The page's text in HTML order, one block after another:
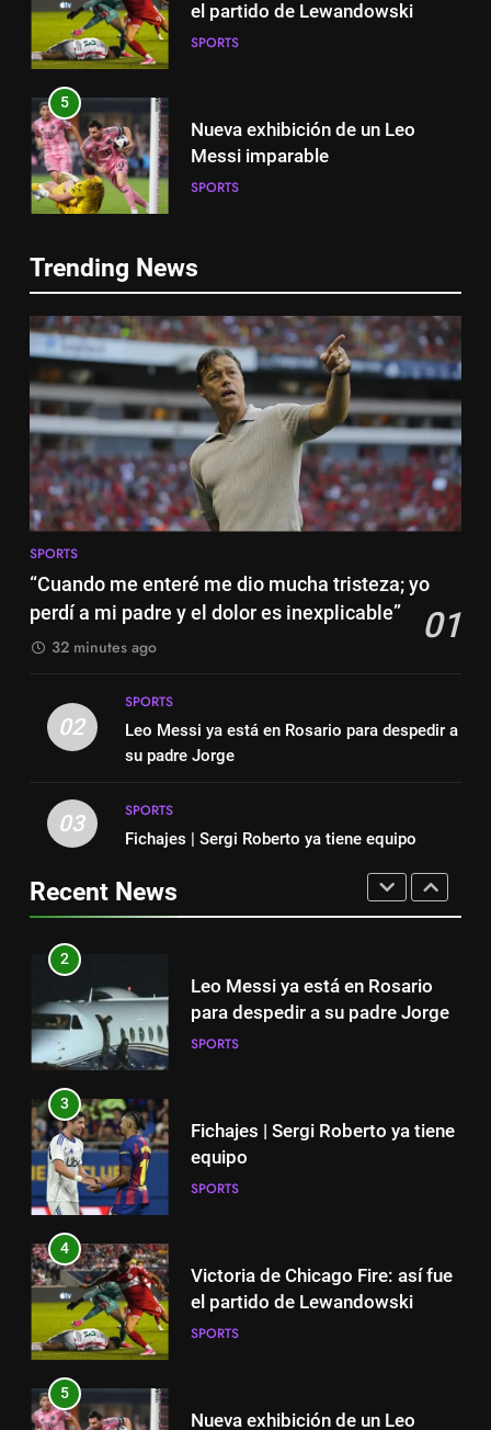
el partido de Lewandowski
SPORTS
5
Nueva exhibición de un Leo
Messi imparable
SPORTS
Cambios en la MLS
SPORTS
7
Lewandowski, elegido MVP de
la jornada
SPORTS
8
cortinas para a Copa do Mundo
SPORTS
mucha tristeza; yo perdí a mi
padre y el dolor es inexplicable”
SPORTS
2
Leo Messi ya está en Rosario
para despedir a su padre Jorge
SPORTS
3
Fichajes | Sergi Roberto ya tiene
equipo
4
Victoria de Chicago Fire: así fue
el partido de Lewandowski
5
Nueva exhibición de un Leo
Messi imparable
6
Trending News
SPORTS
“Cuando me enteré me dio mucha tristeza; yo
perdí a mi padre y el dolor es inexplicable”
01
32 minutes ago
02
SPORTS
Leo Messi ya está en Rosario para despedir a
su padre Jorge
03
SPORTS
Fichajes | Sergi Roberto ya tiene equipo
Recent News
Nueva exhibición de un Leo
Messi imparable
SPORTS
6
Cambios en la MLS
SPORTS
7
la jornada
SPORTS
cortinas para a Copa do Mundo
SPORTS
1
“Cuando me enteré me dio
mucha tristeza; yo perdí a mi
padre y el dolor es inexplicable”
2
Leo Messi ya está en Rosario
para despedir a su padre Jorge
SPORTS
3
Fichajes | Sergi Roberto ya tiene
equipo
SPORTS
4
Victoria de Chicago Fire: así fue
el partido de Lewandowski
SPORTS
5
Nueva exhibición de un Leo